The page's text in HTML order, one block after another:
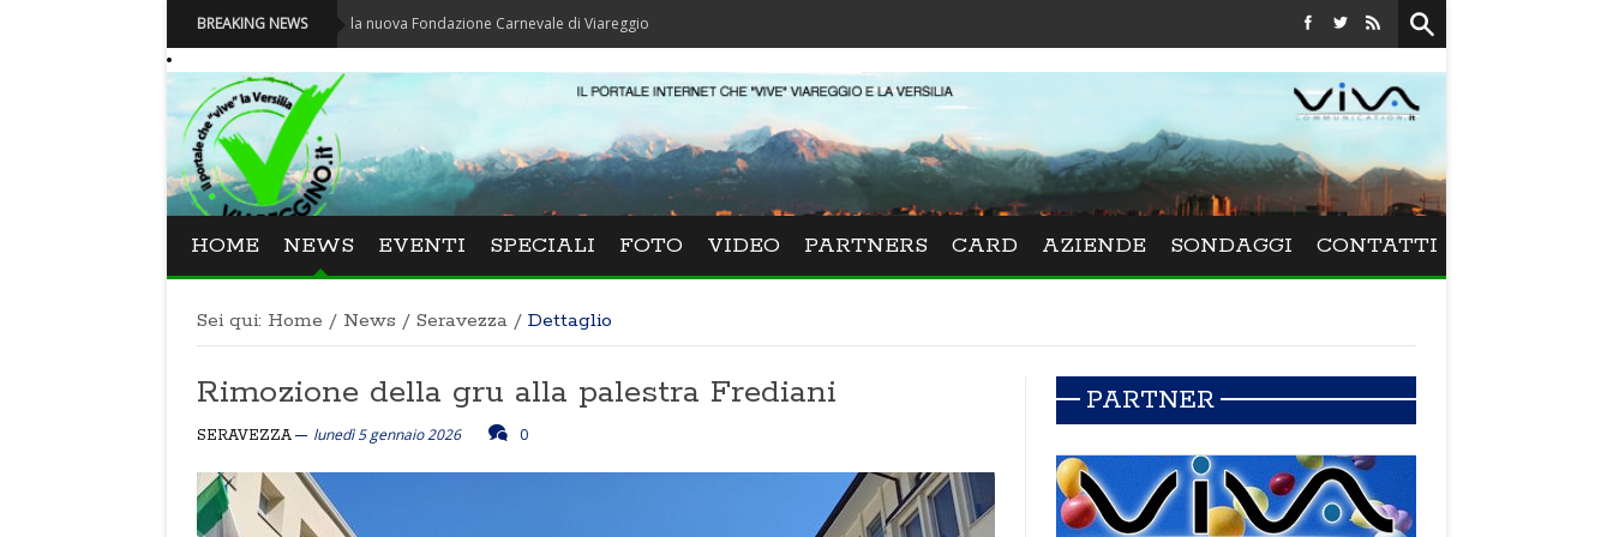
BREAKING NEWS
Carnevale - Nominata la nuova Fondazione Carnevale di Viareggio Festival La Versiliana - La direttrice lucchese Beatrice Venezi
HOME NEWS EVENTI SPECIALI FOTO VIDEO PARTNERS CARD AZIENDE SONDAGGI CONTATTI
Sei qui: Home / News / Seravezza / Dettaglio
Rimozione della gru alla palestra Frediani
SERAVEZZA lunedì 5 gennaio 2026 0
PARTNER